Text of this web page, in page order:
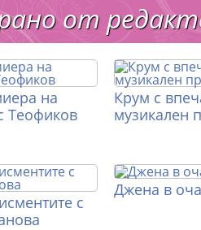
от
на
Теофиков
Крум с
музикален
с
Джена в